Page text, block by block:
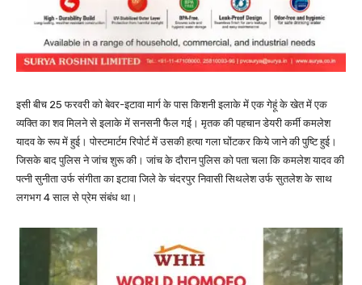
इसी बीच 25 फरवरी को बेवर-इटावा मार्ग के पास किशनी इलाके में एक गेहूं के खेत में एक
व्यक्ति का शव मिलने से इलाके में सनसनी फैल गई। मृतक की पहचान डेयरी कर्मी कमलेश
यादव के रूप में हुई। पोस्टमार्टम रिपोर्ट में उसकी हत्या गला घोंटकर किये जाने की पुष्टि हुई।
जिसके बाद पुलिस ने जांच शुरू की। जांच के दौरान पुलिस को पता चला कि कमलेश यादव की
पत्नी सुनीता उर्फ संगीता का इटावा जिले के चंदरपुर निवासी सिथलेश उर्फ सुतलेश के साथ
लगभग 4 साल से प्रेम संबंध था।